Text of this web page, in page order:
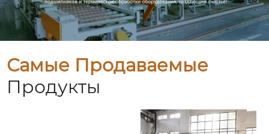
Самые Продаваемые
Продукты